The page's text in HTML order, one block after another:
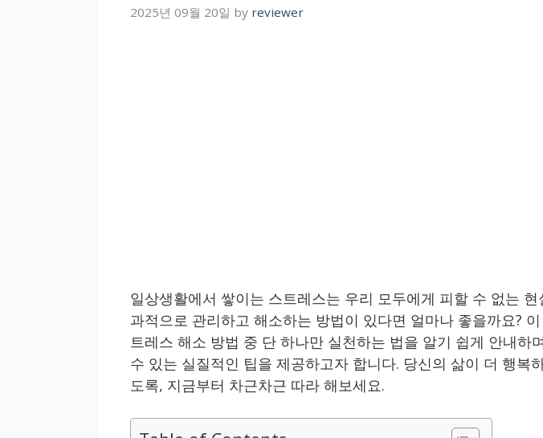
2025년 09월 20일 by reviewer
일상생활에서 쌓이는 스트레스는 우리 모두에게 피할 수 없는 현
과적으로 관리하고 해소하는 방법이 있다면 얼마나 좋을까요?
트레스 해소 방법 중 단 하나만 실천하는 법을 알기 쉽게 안내하
수 있는 실질적인 팁을 제공하고자 합니다. 당신의 삶이 더 행복
도록, 지금부터 차근차근 따라 해보세요.